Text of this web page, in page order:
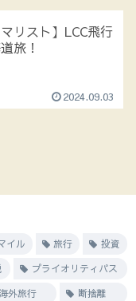
マリスト】LCC飛行
旅！
2024.09.03
イル 旅行
投資
プライオリティパス
外旅行
断捨離